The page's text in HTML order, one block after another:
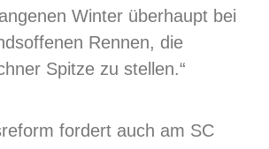
Winter überhaupt bei
Rennen, die
Spitze zu stellen.“
fordert auch am SC